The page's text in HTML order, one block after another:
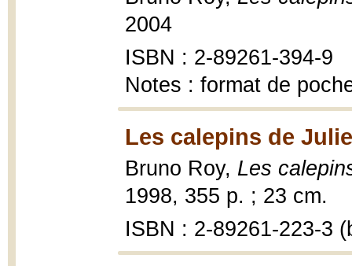
2004
ISBN : 2-89261-394-9
Notes : format de
Les calepins de
Bruno Roy, Les
1998, 355 p. ; 23 cm.
ISBN : 2-89261-223-3